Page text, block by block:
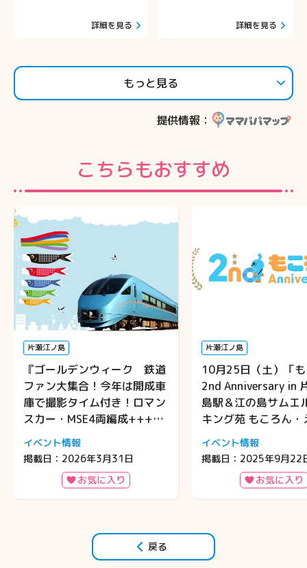
詳細を見る 詳細を見る
もっと見る
提供情報：
こちらもおすすめ
片瀬江ノ島
『ゴールデンウィーク 鉄道
ファン大集合！今年は開成車
庫で撮影タイム付き！ロマン
スカー・MSE4両編成+++レ
ア行路の旅』を開催🚃✨
イベント情報
掲載日：2026年3月31日
お気に入り
片瀬江ノ島
10月25日（土）「
2nd Anniversary in
島駅＆江の島サムエ
キング苑 もころん・
江の島を遊びつくそ
開催！
イベント情報
掲載日：2025年9月22
お気に入り
戻る